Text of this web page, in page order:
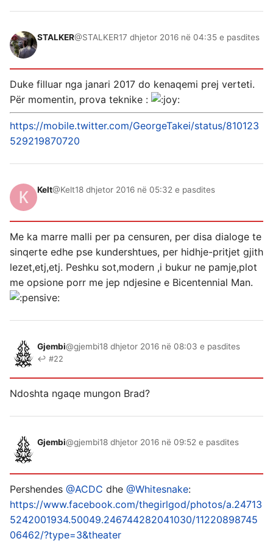
STALKER@STALKER17 dhjetor 2016 në 04:35 e pasdites
Duke filluar nga janari 2017 do kenaqemi prej verteti.
Për momentin, prova teknike :
https://mobile.twitter.com/GeorgeTakei/status/810123
529219870720
Kelt@Kelt18 dhjetor 2016 në 05:32 e pasdites
Me ka marre malli per pa censuren, per disa dialoge te
sinqerte edhe pse kundershtues, per hidhje-pritjet gjith
lezet,etj,etj. Peshku sot,modern ,i bukur ne pamje,plot
me opsione porr me jep ndjesine e Bicentennial Man.
Gjembi@gjembi18 dhjetor 2016 në 08:03 e pasdites
↩ #22
Ndoshta ngaqe mungon Brad?
Gjembi@gjembi18 dhjetor 2016 në 09:52 e pasdites
Pershendes @ACDC dhe @Whitesnake:
https://www.facebook.com/thegirlgod/photos/a.24713
5242001934.50049.246744282041030/11220898745
06462/?type=3&theater